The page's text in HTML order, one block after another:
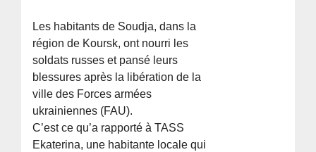
Les habitants de Soudja, dans la
région de Koursk, ont nourri les
soldats russes et pansé leurs
blessures après la libération de la
ville des Forces armées
ukrainiennes (FAU).
C’est ce qu’a rapporté à TASS
Ekaterina, une habitante locale qui